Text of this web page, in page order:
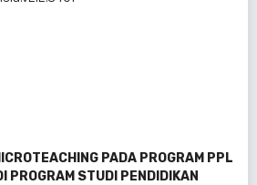
PADA PROGRAM PPL
PROGRAM STUDI PENDIDIKAN